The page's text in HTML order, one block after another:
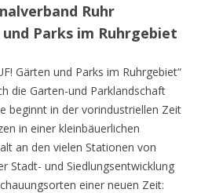
Ruhr
Parks im Ruhrgebiet
Gärten und Parks im Ruhrgebiet“
die Garten-und Parklandschaft
beginnt in der vorindustriellen Zeit
in einer kleinbäuerlichen
an den vielen Stationen von
Stadt- und Siedlungsentwicklung
einer neuen Zeit: